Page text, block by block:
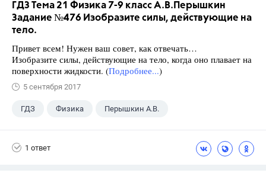
ГДЗ Тема 21 Физика 7-9 класс А.В.Перышкин
Задание №476 Изобразите силы, действующие на
тело.
Привет всем! Нужен ваш совет, как отвечать…
Изобразите силы, действующие на тело, когда оно плавает на
поверхности жидкости. (Подробнее...)
5 сентября 2017
ГДЗ Физика Перышкин А.В.
1 ответ